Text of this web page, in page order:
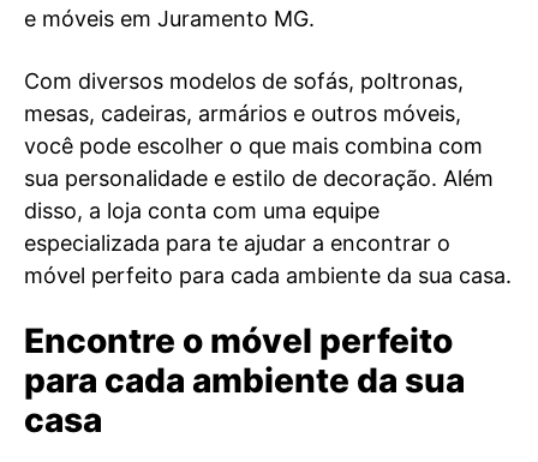
e móveis em Juramento MG.
Com diversos modelos de sofás, poltronas,
mesas, cadeiras, armários e outros móveis,
você pode escolher o que mais combina com
sua personalidade e estilo de decoração. Além
disso, a loja conta com uma equipe
especializada para te ajudar a encontrar o
móvel perfeito para cada ambiente da sua casa.
Encontre o móvel perfeito
para cada ambiente da sua
casa